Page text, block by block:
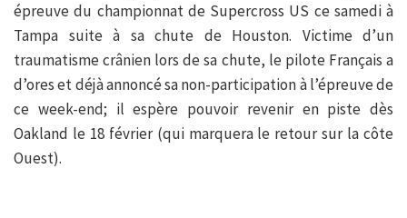
épreuve du championnat de Supercross US ce samedi à
Tampa suite à sa chute de Houston. Victime d’un
traumatisme crânien lors de sa chute, le pilote Français a
d’ores et déjà annoncé sa non-participation à l’épreuve de
ce week-end; il espère pouvoir revenir en piste dès
Oakland le 18 février (qui marquera le retour sur la côte
Ouest).